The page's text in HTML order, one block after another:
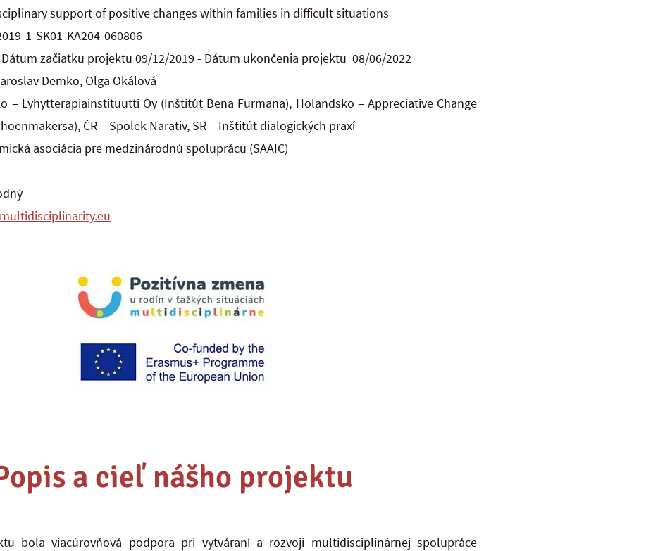
support of positive changes within families in difficult situations
1-SK01-KA204-060806
Dátum začiatku projektu 09/12/2019 - Dátum ukončenia projektu 08/06/2022
Demko, Oľga Okálová
– Lyhytterapiainstituutti Oy (Inštitút Bena Furmana), Holandsko – Appreciative Change
ČR – Spolek Narativ, SR – Inštitút dialogických praxí
asociácia pre medzinárodnú spoluprácu (SAAIC)
a cieľ nášho projektu
bola viacúrovňová podpora pri vytváraní a rozvoji multidisciplinárnej spolupráce